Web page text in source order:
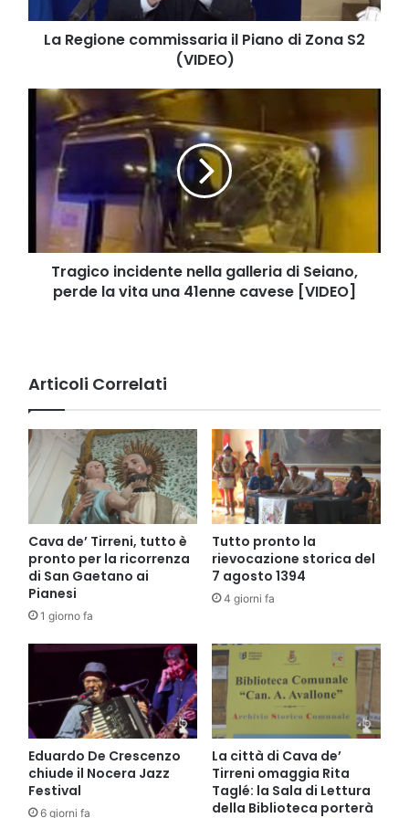
(VIDEO)
La Regione commissaria il Piano di Zona S2
(VIDEO)
Tragico
incidente
nella
galleria
di
Seiano,
perde
vita
una
41enne
cavese
Tragico incidente nella galleria di Seiano,
perde la vita una 41enne cavese [VIDEO]
Articoli Correlati
Cava de’ Tirreni, tutto è
pronto per la ricorrenza
di San Gaetano ai
Pianesi
1 giorno fa
Tutto pronto la
rievocazione storica del
7 agosto 1394
4 giorni fa
Eduardo De Crescenzo
chiude il Nocera Jazz
Festival
6 giorni fa
La città di Cava de’
Tirreni omaggia Rita
Taglé: la Sala di Lettura
della Biblioteca porterà